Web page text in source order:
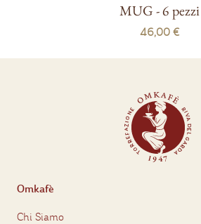
MUG - 6 pezzi
46,00 €
Omkafè
Chi Siamo